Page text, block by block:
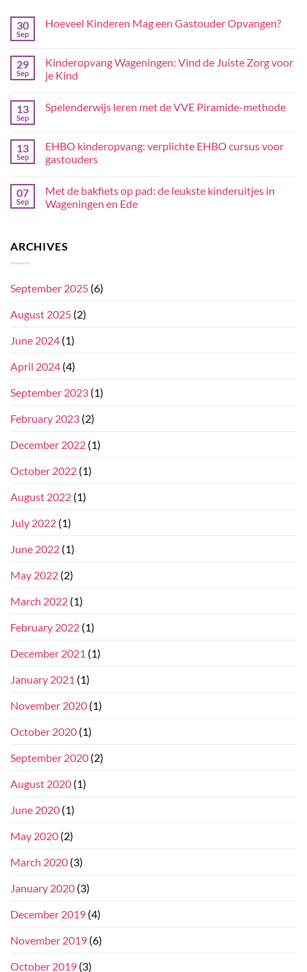
30
Sep
Hoeveel Kinderen Mag een Gastouder Opvangen?
29
Sep
Kinderopvang Wageningen: Vind de Juiste Zorg voor
je Kind
13
Sep
Spelenderwijs leren met de VVE Piramide-methode
13
Sep
EHBO kinderopvang: verplichte EHBO cursus voor
gastouders
07
Sep
Met de bakfiets op pad: de leukste kinderuitjes in
Wageningen en Ede
ARCHIVES
September 2025 (6)
August 2025 (2)
June 2024 (1)
April 2024 (4)
September 2023 (1)
February 2023 (2)
December 2022 (1)
October 2022 (1)
August 2022 (1)
July 2022 (1)
June 2022 (1)
May 2022 (2)
March 2022 (1)
February 2022 (1)
December 2021 (1)
January 2021 (1)
November 2020 (1)
October 2020 (1)
September 2020 (2)
August 2020 (1)
June 2020 (1)
May 2020 (2)
March 2020 (3)
January 2020 (3)
December 2019 (4)
November 2019 (6)
October 2019 (3)